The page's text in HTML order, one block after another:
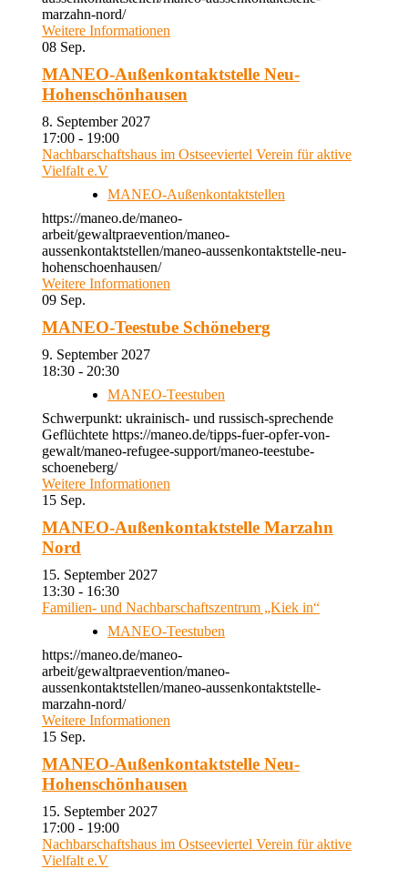
marzahn-nord/
Weitere Informationen
08 Sep.
MANEO-Außenkontaktstelle Neu-
Hohenschönhausen
8. September 2027
17:00 - 19:00
Nachbarschaftshaus im Ostseeviertel Verein für aktive
Vielfalt e.V
MANEO-Außenkontaktstellen
https://maneo.de/maneo-
arbeit/gewaltpraevention/maneo-
aussenkontaktstellen/maneo-aussenkontaktstelle-neu-
hohenschoenhausen/
Weitere Informationen
09 Sep.
MANEO-Teestube Schöneberg
9. September 2027
18:30 - 20:30
MANEO-Teestuben
Schwerpunkt: ukrainisch- und russisch-sprechende
Geflüchtete https://maneo.de/tipps-fuer-opfer-von-
gewalt/maneo-refugee-support/maneo-teestube-
schoeneberg/
Weitere Informationen
15 Sep.
MANEO-Außenkontaktstelle Marzahn
Nord
15. September 2027
13:30 - 16:30
Familien- und Nachbarschaftszentrum „Kiek in“
MANEO-Teestuben
https://maneo.de/maneo-
arbeit/gewaltpraevention/maneo-
aussenkontaktstellen/maneo-aussenkontaktstelle-
marzahn-nord/
Weitere Informationen
15 Sep.
MANEO-Außenkontaktstelle Neu-
Hohenschönhausen
15. September 2027
17:00 - 19:00
Nachbarschaftshaus im Ostseeviertel Verein für aktive
Vielfalt e.V